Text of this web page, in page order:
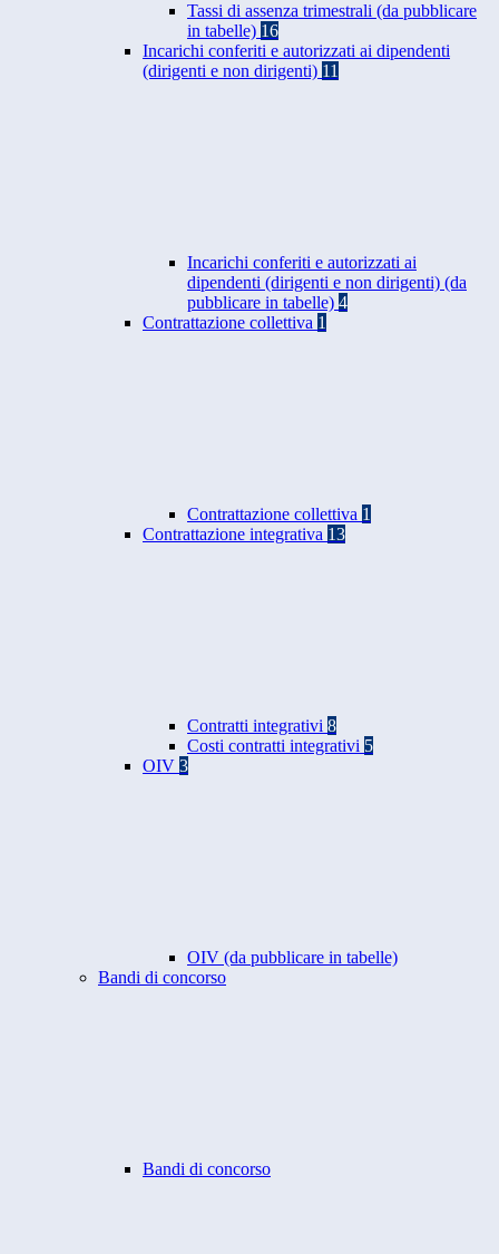
Tassi di assenza trimestrali (da pubblicare
in tabelle) 16
Incarichi conferiti e autorizzati ai dipendenti
(dirigenti e non dirigenti) 11
Incarichi conferiti e autorizzati ai
dipendenti (dirigenti e non dirigenti) (da
pubblicare in tabelle) 4
Contrattazione collettiva 1
Contrattazione collettiva 1
Contrattazione integrativa 13
Contratti integrativi 8
Costi contratti integrativi 5
OIV 3
OIV (da pubblicare in tabelle)
Bandi di concorso
Bandi di concorso